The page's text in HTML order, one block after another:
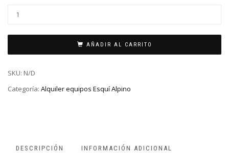
AÑADIR AL CARRITO
SKU: N/D
Categoría: Alquiler equipos Esquí Alpino
DESCRIPCIÓN INFORMACIÓN ADICIONAL